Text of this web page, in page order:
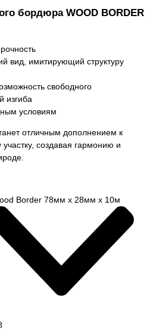
бордюра WOOD BORDER
вид, имитирующий структуру
свободного
изгиба
условиям
отличным дополнением к
создавая гармонию и
Border 78мм х 28мм х 10м